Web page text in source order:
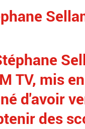
TV, mis
d'avoir
des